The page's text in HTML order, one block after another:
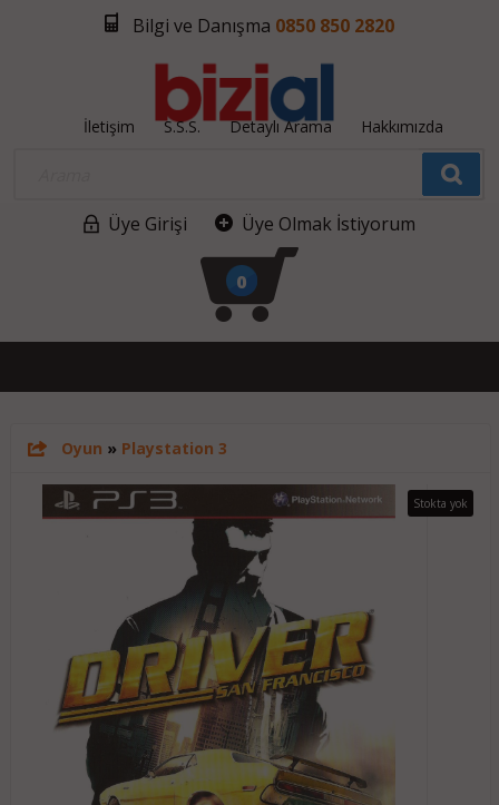
Bilgi ve Danışma 0850 850 2820
İletişim S.S.S. Detaylı Arama Hakkımızda
Üye Girişi Üye Olmak İstiyorum
0
Oyun » Playstation 3
Stokta yok